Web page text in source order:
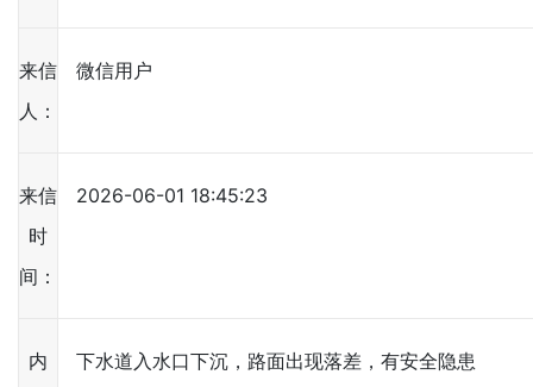
来信
人：
微信用户
来信
时
间：
2026-06-01 18:45:23
内
下水道入水口下沉，路面出现落差，有安全隐患